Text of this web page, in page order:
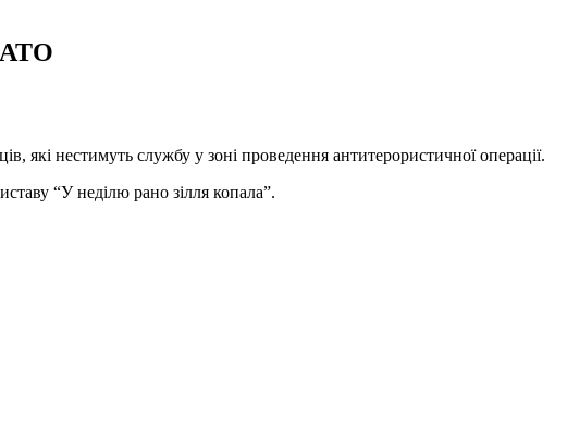
АТО
які нестимуть службу у зоні проведення антитерористичної операції.
“У неділю рано зілля копала”.